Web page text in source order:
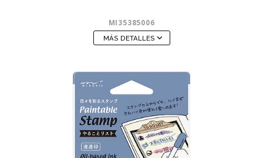
MI35385006
MÁS DETALLES